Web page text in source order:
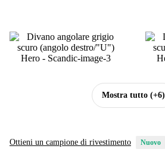
Mostra tutto (+6)
Ottieni un campione di rivestimento Nuovo